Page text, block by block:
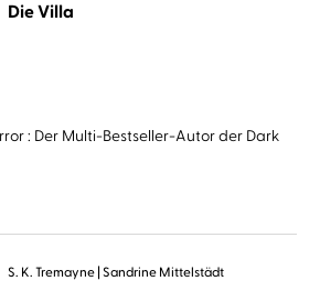
Die Villa
: Der Multi-Bestseller-Autor der Dark
S. K. Tremayne Sandrine Mittelstädt